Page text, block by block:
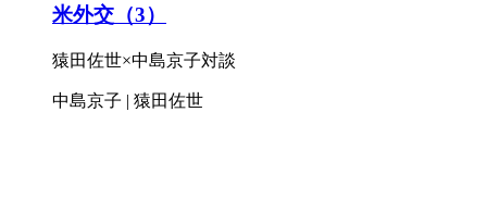
米外交（3）
猿田佐世×中島京子対談
中島京子 | 猿田佐世